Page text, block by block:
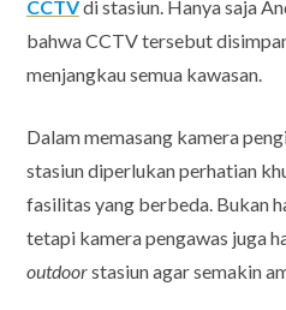
CCTVdi stasiun. Hanya saja
bahwa CCTV tersebut
menjangkau semua kawasan.
Dalam memasang kamera
stasiun diperlukan perhatian
fasilitas yang berbeda. Bukan
tetapi kamera pengawas juga
outdoorstasiun agar semakin